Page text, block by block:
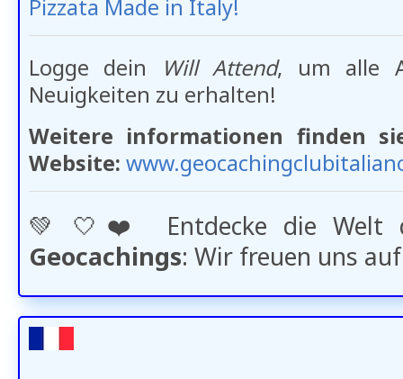
Pizzata Made in Italy!
Logge dein Will Attend, um alle
Neuigkeiten zu erhalten!
Weitere informationen finden
Website:
💚​🤍​❤️​ Entdecke die Welt
Geocachings: Wir freuen uns